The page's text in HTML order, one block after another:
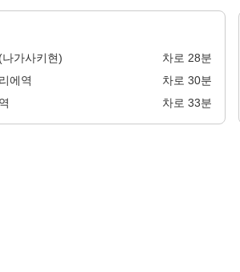
가사키현) 차로 28분
에역
차로 30분
차로 33분